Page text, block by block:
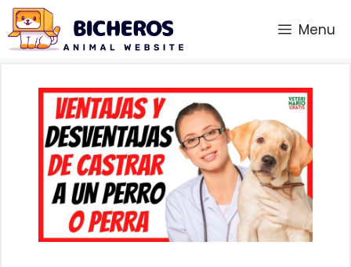
Saltar
al
contenido
Menu